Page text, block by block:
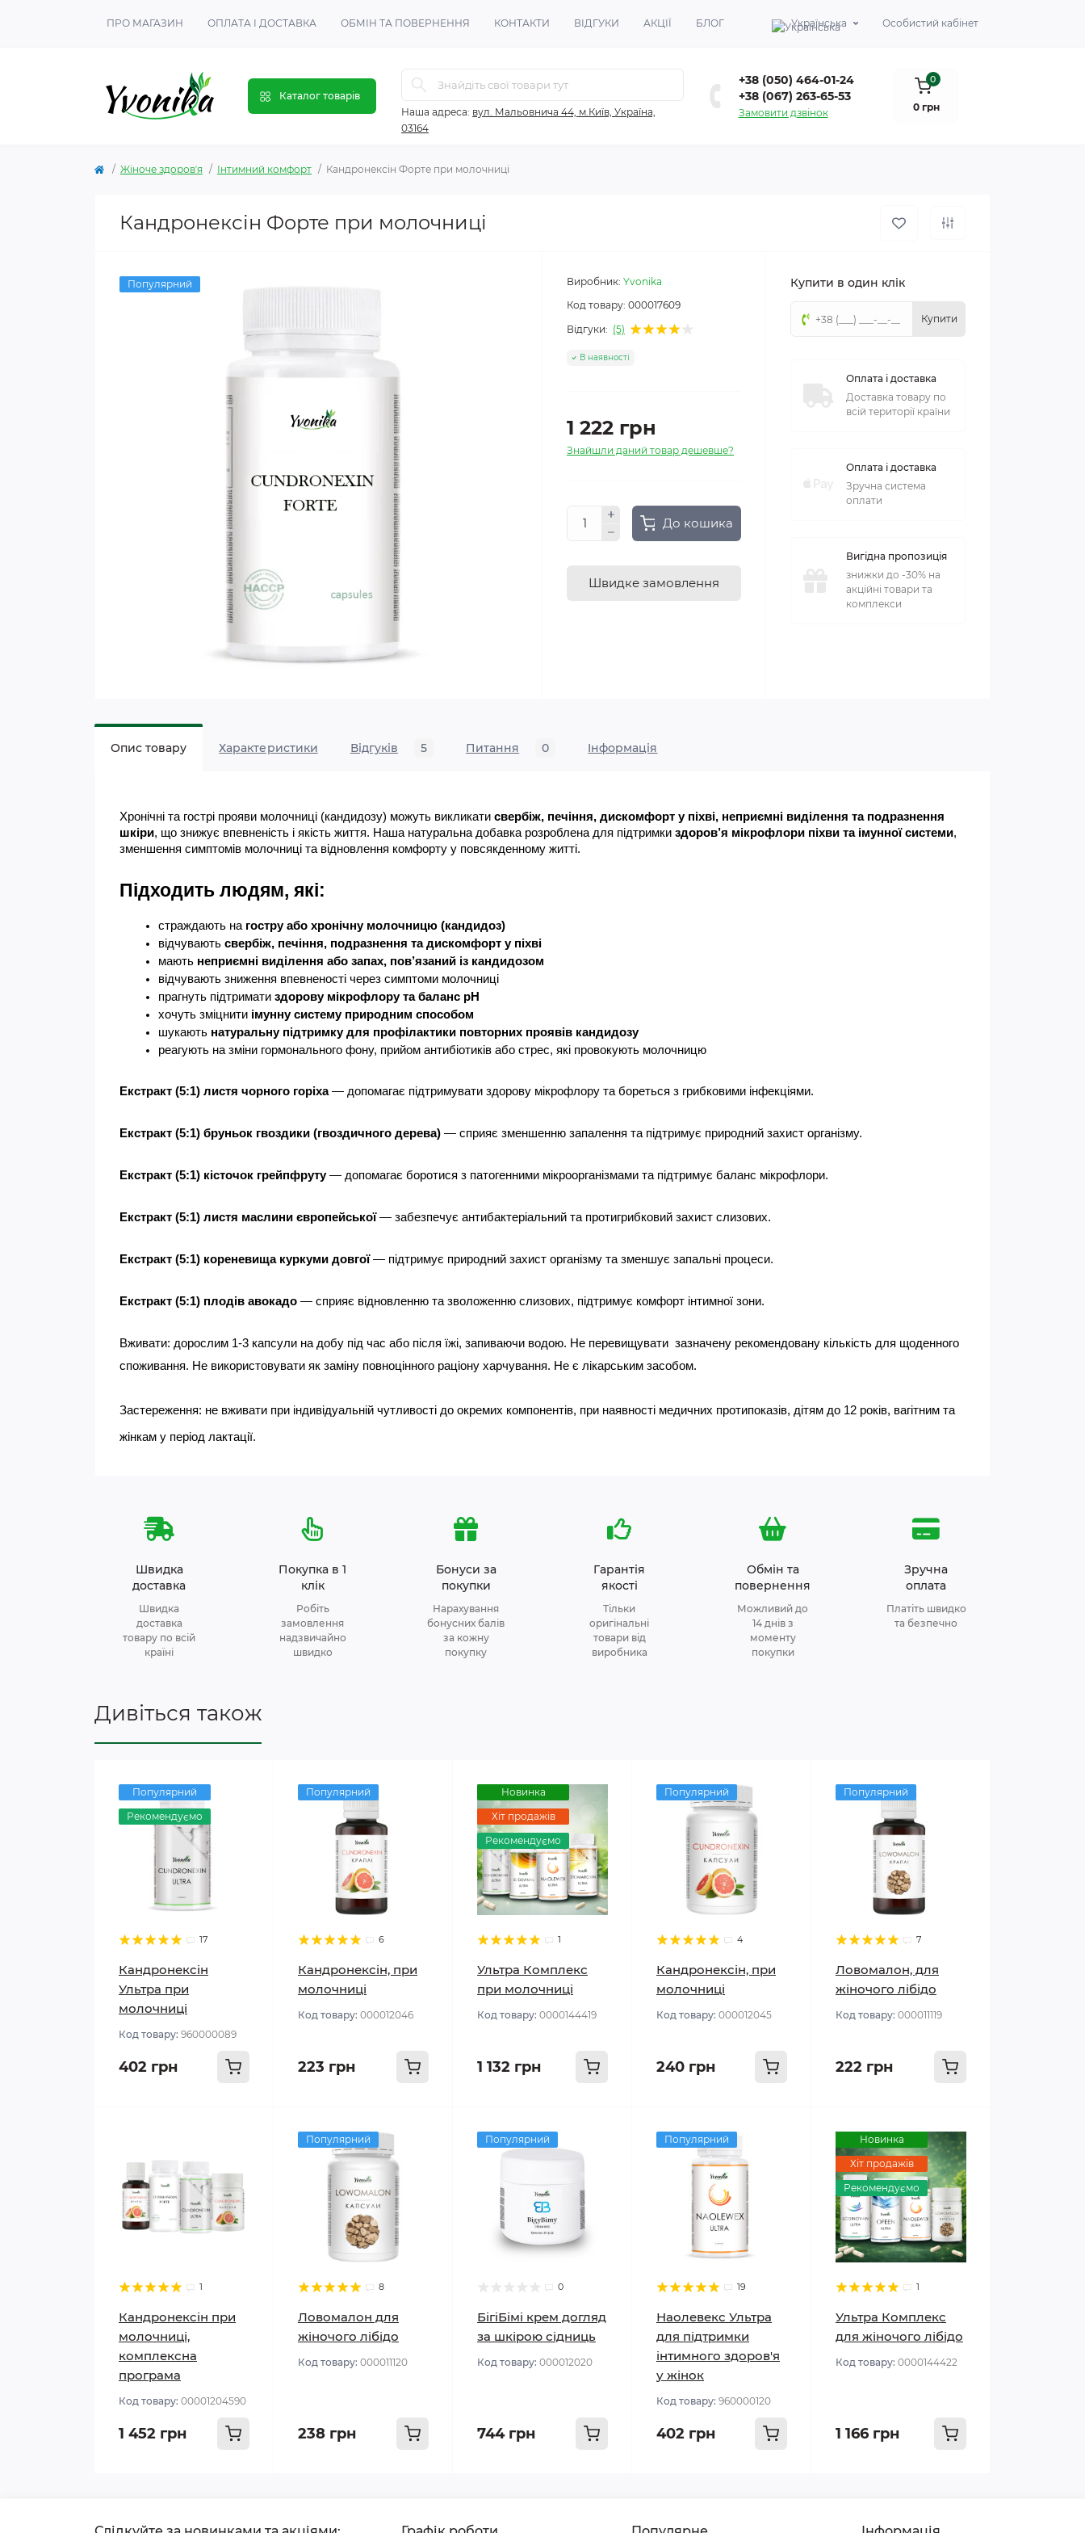
ПРО МАГАЗИН ОПЛАТА І ДОСТАВКА ОБМІН ТА ПОВЕРНЕННЯ КОНТАКТИ ВІДГУКИ АКЦІЇ БЛОГ Українська Особистий кабінет
Каталог товарів
Наша адреса: вул. Мальовнича 44, м.Київ, Україна,
03164
+38 (050) 464-01-24
+38 (067) 263-65-53
Замовити дзвінок
0
0 грн
Жіноче здоровʼя Інтимний комфорт Кандронексін Форте при молочниці
Кандронексін Форте при молочниці
Популярний Виробник: Yvonika
Код товару: 000017609
Відгуки: (5)
В наявності
1 222 грн
Знайшли даний товар дешевше?
До кошика
Швидке замовлення
Купити в один клік
Купити
Оплата і доставка
Доставка товару по
всій території країни
Оплата і доставка
Зручна система
оплати
Вигідна пропозиція
знижки до -30% на
акційні товари та
комплекси
Опис товару Характеристики Відгуків 5 Питання 0 Iнформація
Хронічні та гострі прояви молочниці (кандидозу) можуть викликати свербіж, печіння, дискомфорт у піхві, неприємні виділення та подразнення
шкіри, що знижує впевненість і якість життя. Наша натуральна добавка розроблена для підтримки здоров’я мікрофлори піхви та імунної системи,
зменшення симптомів молочниці та відновлення комфорту у повсякденному житті.
Підходить людям, які:
страждають на гостру або хронічну молочницю (кандидоз)
відчувають свербіж, печіння, подразнення та дискомфорт у піхві
мають неприємні виділення або запах, пов’язаний із кандидозом
відчувають зниження впевненості через симптоми молочниці
прагнуть підтримати здорову мікрофлору та баланс pH
хочуть зміцнити імунну систему природним способом
шукають натуральну підтримку для профілактики повторних проявів кандидозу
реагують на зміни гормонального фону, прийом антибіотиків або стрес, які провокують молочницю
Екстракт (5:1) листя чорного горіха — допомагає підтримувати здорову мікрофлору та бореться з грибковими інфекціями.
Екстракт (5:1) бруньок гвоздики (гвоздичного дерева) — сприяє зменшенню запалення та підтримує природний захист організму.
Екстракт (5:1) кісточок грейпфруту — допомагає боротися з патогенними мікроорганізмами та підтримує баланс мікрофлори.
Екстракт (5:1) листя маслини європейської — забезпечує антибактеріальний та протигрибковий захист слизових.
Екстракт (5:1) кореневища куркуми довгої — підтримує природний захист організму та зменшує запальні процеси.
Екстракт (5:1) плодів авокадо — сприяє відновленню та зволоженню слизових, підтримує комфорт інтимної зони.
Вживати: дорослим 1-3 капсули на добу під час або після їжі, запиваючи водою. Не перевищувати  зазначену рекомендовану кількість для щоденного
споживання. Не використовувати як заміну повноцінного раціону харчування. Не є лікарським засобом.
Застереження: не вживати при індивідуальній чутливості до окремих компонентів, при наявності медичних протипоказів, дітям до 12 років, вагітним та
жінкам у період лактації.
Швидка
доставка
Швидка
доставка
товару по всій
країні
Покупка в 1
клік
Робіть
замовлення
надзвичайно
швидко
Бонуси за
покупки
Нарахування
бонусних балів
за кожну
покупку
Гарантія
якості
Тільки
оригінальні
товари від
виробника
Обмін та
повернення
Можливий до
14 днів з
моменту
покупки
Зручна
оплата
Платіть швидко
та безпечно
Дивіться також
Популярний
Рекомендуємо
17
Кандронексін
Ультра при
молочниці
Код товару: 960000089
402 грн
Популярний
6
Кандронексін, при
молочниці
Код товару: 000012046
223 грн
Новинка
Хіт продажів
Рекомендуємо
1
Ультра Комплекс
при молочниці
Код товару: 0000144419
1 132 грн
Популярний
4
Кандронексін, при
молочниці
Код товару: 000012045
240 грн
Популярний
7
Ловомалон, для
жіночого лібідо
Код товару: 000011119
222 грн
1
Кандронексін при
молочниці,
комплексна
програма
Код товару: 00001204590
1 452 грн
Популярний
8
Ловомалон для
жіночого лібідо
Код товару: 000011120
238 грн
Популярний
0
БігіБімі крем догляд
за шкірою сідниць
Код товару: 000012020
744 грн
Популярний
19
Наолевекс Ультра
для підтримки
інтимного здоров'я
у жінок
Код товару: 960000120
402 грн
Новинка
Хіт продажів
Рекомендуємо
1
Ультра Комплекс
для жіночого лібідо
Код товару: 0000144422
1 166 грн